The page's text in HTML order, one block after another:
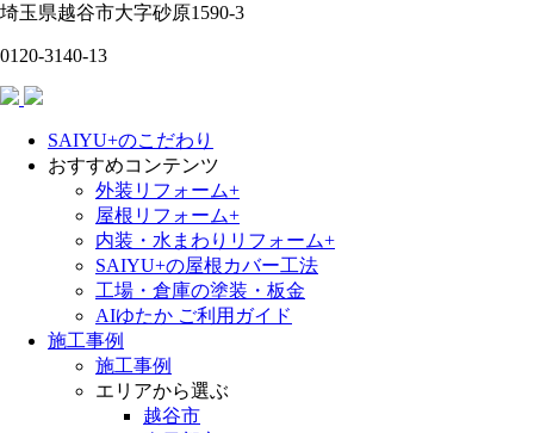
埼玉県越谷市大字砂原1590-3
0120-3140-13
SAIYU+のこだわり
おすすめコンテンツ
外装リフォーム+
屋根リフォーム+
内装・水まわりリフォーム+
SAIYU+の屋根カバー工法
工場・倉庫の塗装・板金
AIゆたか ご利用ガイド
施工事例
施工事例
エリアから選ぶ
越谷市